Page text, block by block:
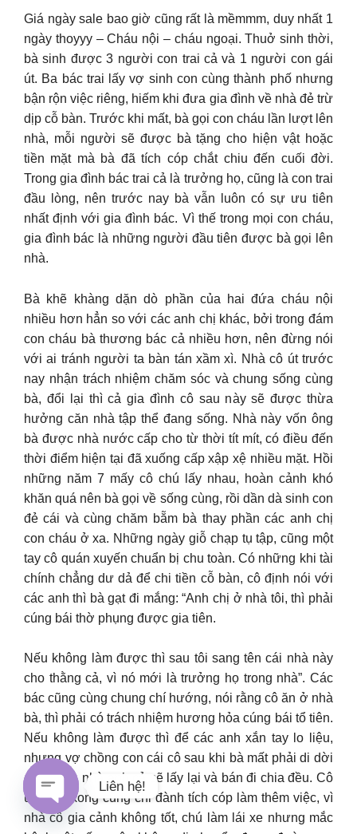
Giá ngày sale bao giờ cũng rất là mềmmm, duy nhất 1
ngày thoyyy – Cháu nội – cháu ngoại. Thuở sinh thời,
bà sinh được 3 người con trai cả và 1 người con gái
út. Ba bác trai lấy vợ sinh con cùng thành phố nhưng
bận rộn việc riêng, hiếm khi đưa gia đình về nhà đẻ trừ
dịp cỗ bàn. Trước khi mất, bà gọi con cháu lần lượt lên
nhà, mỗi người sẽ được bà tặng cho hiện vật hoặc
tiền mặt mà bà đã tích cóp chắt chiu đến cuối đời.
Trong gia đình bác trai cả là trưởng họ, cũng là con trai
đầu lòng, nên trước nay bà vẫn luôn có sự ưu tiên
nhất định với gia đình bác. Vì thế trong mọi con cháu,
gia đình bác là những người đầu tiên được bà gọi lên
nhà.
Bà khẽ khàng dặn dò phần của hai đứa cháu nội
nhiều hơn hẳn so với các anh chị khác, bởi trong đám
con cháu bà thương bác cả nhiều hơn, nên đừng nói
với ai tránh người ta bàn tán xầm xì. Nhà cô út trước
nay nhận trách nhiệm chăm sóc và chung sống cùng
bà, đổi lại thì cả gia đình cô sau này sẽ được thừa
hưởng căn nhà tập thể đang sống. Nhà này vốn ông
bà được nhà nước cấp cho từ thời tít mít, có điều đến
thời điểm hiện tại đã xuống cấp xập xệ nhiều mặt. Hồi
những năm 7 mấy cô chú lấy nhau, hoàn cảnh khó
khăn quá nên bà gọi về sống cùng, rồi dần dà sinh con
đẻ cái và cùng chăm bẵm bà thay phần các anh chị
con cháu ở xa. Những ngày giỗ chạp tụ tập, cũng một
tay cô quán xuyến chuẩn bị chu toàn. Có những khi tài
chính chẳng dư dả để chi tiền cỗ bàn, cô định nói với
các anh thì bà gạt đi mắng: “Anh chị ở nhà tôi, thì phải
cúng bái thờ phụng được gia tiên.
Nếu không làm được thì sau tôi sang tên cái nhà này
cho thằng cả, vì nó mới là trưởng họ trong nhà”. Các
bác cũng cùng chung chí hướng, nói rằng cô ăn ở nhà
bà, thì phải có trách nhiệm hương hỏa cúng bái tổ tiên.
Nếu không làm được thì để các anh xắn tay lo liệu,
nhưng vợ chồng con cái cô sau khi bà mất phải di dời
chỗ khác, nhà anh cả sẽ lấy lại và bán đi chia đều. Cô
út nghe xong cũng chỉ đành tích cóp làm thêm việc, vì
nhà cô gia cảnh không tốt, chú làm lái xe nhưng mắc
Liên hệ!
Open